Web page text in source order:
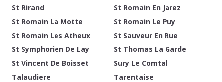
St Rirand
St Romain En Jarez
St Romain La Motte
St Romain Le Puy
St Romain Les Atheux
St Sauveur En Rue
St Symphorien De Lay
St Thomas La Garde
St Vincent De Boisset
Sury Le Comtal
Talaudiere
Tarentaise